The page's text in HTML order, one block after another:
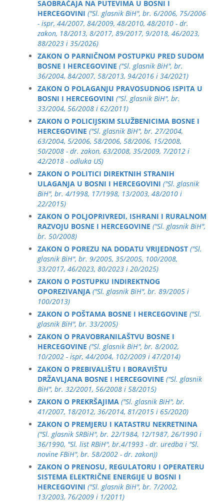
SAOBRAĆAJA NA PUTEVIMA U BOSNI I
HERCEGOVINI ("Sl. glasnik BiH", br. 6/2006, 75/2006
- ispr, 44/2007, 84/2009, 48/2010, 48/2010 - dr.
zakon, 18/2013, 8/2017, 89/2017, 9/2018, 46/2023,
88/2023 i 35/2026)
ZAKON O PARNIČNOM POSTUPKU PRED SUDOM
BOSNE I HERCEGOVINE ("Sl. glasnik BiH", br.
36/2004, 84/2007, 58/2013, 94/2016 i 34/2021)
ZAKON O POLAGANJU PRAVOSUDNOG ISPITA U
BOSNI I HERCEGOVINI ("Sl. glasnik BiH", br.
33/2004, 56/2008 i 62/2011)
ZAKON O POLICIJSKIM SLUŽBENICIMA BOSNE I
HERCEGOVINE ("Sl. glasnik BiH", br. 27/2004,
63/2004, 5/2006, 58/2006, 58/2006, 15/2008,
50/2008 - dr. zakon, 63/2008, 35/2009, 7/2012 i
42/2018 - odluka US)
ZAKON O POLITICI DIREKTNIH STRANIH
ULAGANJA U BOSNI I HERCEGOVINI ("Sl. glasnik
BiH", br. 4/1998, 17/1998, 13/2003, 48/2010 i
22/2015)
ZAKON O POLJOPRIVREDI, ISHRANI I RURALNOM
RAZVOJU BOSNE I HERCEGOVINE ("Sl. glasnik BiH",
br. 50/2008)
ZAKON O POREZU NA DODATU VRIJEDNOST ("Sl.
glasnik BiH", br. 9/2005, 35/2005, 100/2008,
33/2017, 46/2023, 80/2023 i 20/2025)
ZAKON O POSTUPKU INDIREKTNOG
OPOREZIVANJA ("Sl. glasnik BiH", br. 89/2005 i
100/2013)
ZAKON O POŠTAMA BOSNE I HERCEGOVINE ("Sl.
glasnik BiH", br. 33/2005)
ZAKON O PRAVOBRANILAŠTVU BOSNE I
HERCEGOVINE ("Sl. glasnik BiH", br. 8/2002,
10/2002 - ispr, 44/2004, 102/2009 i 47/2014)
ZAKON O PREBIVALIŠTU I BORAVIŠTU
DRŽAVLJANA BOSNE I HERCEGOVINE ("Sl. glasnik
BiH", br. 32/2001, 56/2008 i 58/2015)
ZAKON O PREKRŠAJIMA ("Sl. glasnik BiH", br.
41/2007, 18/2012, 36/2014, 81/2015 i 65/2020)
ZAKON O PREMJERU I KATASTRU NEKRETNINA
("Sl. glasnik SRBiH", br. 22/1984, 12/1987, 26/1990 i
36/1990, "Sl. list RBiH", br.4/1993 - dr. uredba i "Sl.
novine FBiH", br. 58/2002 - dr. zakon))
ZAKON O PRENOSU, REGULATORU I OPERATERU
SISTEMA ELEKTRIČNE ENERGIJE U BOSNI I
HERCEGOVINI ("Sl. glasnik BiH", br. 7/2002,
13/2003, 76/2009 i 1/2011)